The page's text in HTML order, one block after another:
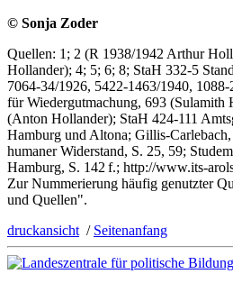
© Sonja Zoder
Quellen: 1; 2 (R 1938/1942 Arthur
Hollander); 4; 5; 6; 8; StaH 332-5
7064-34/1926, 5422-1463/1940,
für Wiedergutmachung, 693 (Sulamith
(Anton Hollander); StaH 424-111
Hamburg und Altona; Gillis-
humaner Widerstand, S. 25, 59;
Hamburg, S. 142 f.; http://www.its-
Zur Nummerierung häufig genutzter
und Quellen".
druckansicht / Seitenanfang